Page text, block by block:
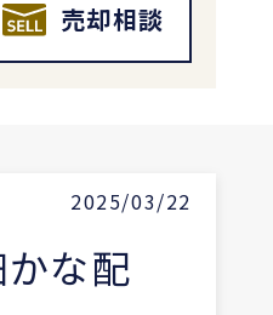
売却相談
2025/03/22
な配